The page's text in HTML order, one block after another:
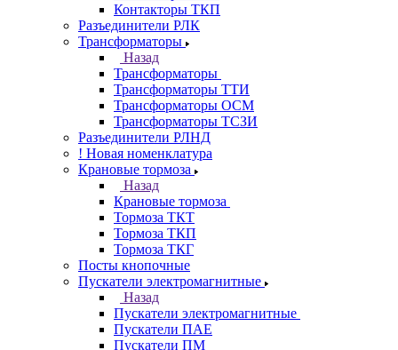
Контакторы ТКП
Разъединители РЛК
Трансформаторы
Назад
Трансформаторы
Трансформаторы ТТИ
Трансформаторы ОСМ
Трансформаторы ТСЗИ
Разъединители РЛНД
! Новая номенклатура
Крановые тормоза
Назад
Крановые тормоза
Тормоза ТКТ
Тормоза ТКП
Тормоза ТКГ
Посты кнопочные
Пускатели электромагнитные
Назад
Пускатели электромагнитные
Пускатели ПАЕ
Пускатели ПМ